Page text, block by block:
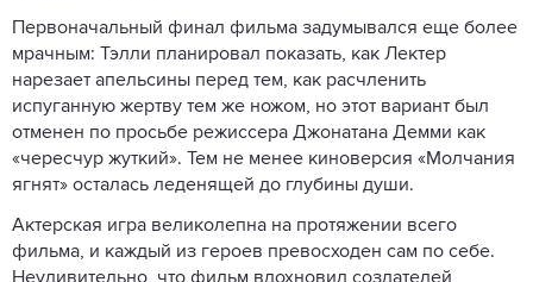
Первоначальный финал фильма задумывался еще более
мрачным: Тэлли планировал показать, как Лектер
нарезает апельсины перед тем, как расчленить
испуганную жертву тем же ножом, но этот вариант был
отменен по просьбе режиссера Джонатана Демми как
«чересчур жуткий». Тем не менее киноверсия «Молчания
ягнят» осталась леденящей до глубины души.
Актерская игра великолепна на протяжении всего
фильма, и каждый из героев превосходен сам по себе.